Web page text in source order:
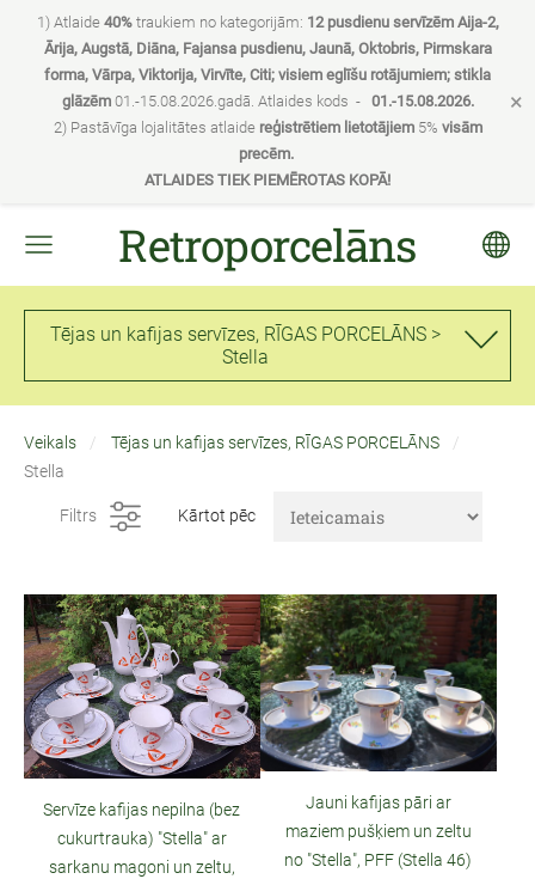
1) Atlaide 40%traukiem no kategorijām: 12 pusdienu servīzēm Aija-2,
Ārija, Augstā, Diāna, Fajansa pusdienu, Jaunā, Oktobris, Pirmskara
forma, Vārpa, Viktorija, Virvīte, Citi; visiem eglīšu rotājumiem; stikla
glāzēm 01.-15.08.2026.gadā. Atlaides kods - 01.-15.08.2026.
2) Pastāvīga lojalitātes atlaide reģistrētiem lietotājiem5% visām
precēm.
ATLAIDES TIEK PIEMĒROTAS KOPĀ!
×
Retroporcelāns
Tējas un kafijas servīzes, RĪGAS PORCELĀNS >
Stella
Veikals
Tējas un kafijas servīzes, RĪGAS PORCELĀNS
Stella
Filtrs Kārtot pēc
Servīze kafijas nepilna (bez
cukurtrauka) "Stella" ar
sarkanu magoni un zeltu,
Jauni kafijas pāri ar
maziem pušķiem un zeltu
no "Stella", PFF (Stella 46)